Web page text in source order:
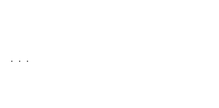
・・・